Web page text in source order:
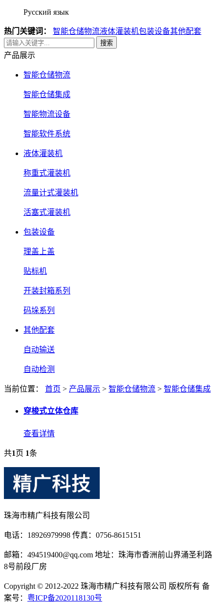
Русский язык
热门关键词： 智能仓储物流液体灌装机包装设备其他配套
搜索
产品展示
智能仓储物流
智能仓储集成
智能物流设备
智能软件系统
液体灌装机
称重式灌装机
流量计式灌装机
活塞式灌装机
包装设备
理盖上盖
贴标机
开装封箱系列
码垛系列
其他配套
自动输送
自动检测
当前位置： 首页 > 产品展示 > 智能仓储物流 > 智能仓储集成
穿梭式立体仓库
查看详情
共1页 1条
珠海市精广科技有限公司
电话：18926979998 传真：0756-8615151
邮箱：494519400@qq.com 地址：珠海市香洲前山界涌圣利路
8号前段厂房
Copyright © 2012-2022 珠海市精广科技有限公司 版权所有 备
案号： 粤ICP备2020118130号